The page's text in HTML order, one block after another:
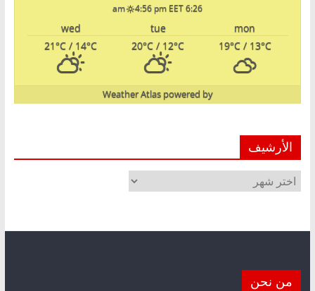
6:26 am
4:56 pm EET
mon
tue
wed
19°C/ 13°C
20°C / 12°C
21°C / 14°C
powered by
Weather Atlas
الأرشيف
الأرشيف
من نحن